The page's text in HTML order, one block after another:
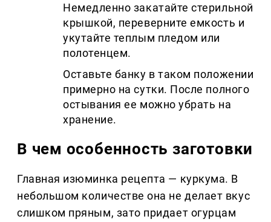
Немедленно закатайте стерильной
крышкой, переверните емкость и
укутайте теплым пледом или
полотенцем.
Оставьте банку в таком положении
примерно на сутки. После полного
остывания ее можно убрать на
хранение.
В чем особенность заготовки
Главная изюминка рецепта — куркума. В
небольшом количестве она не делает вкус
слишком пряным, зато придает огурцам